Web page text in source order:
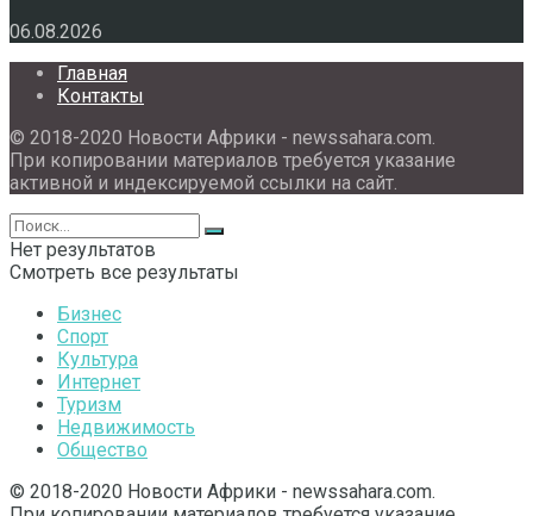
06.08.2026
Главная
Контакты
© 2018-2020 Новости Африки - newssahara.com.
При копировании материалов требуется указание
активной и индексируемой ссылки на сайт.
Нет результатов
Смотреть все результаты
Бизнес
Спорт
Культура
Интернет
Туризм
Недвижимость
Общество
© 2018-2020 Новости Африки - newssahara.com.